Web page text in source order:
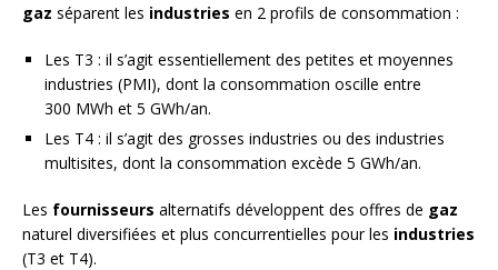
gaz séparent les industries en 2 profils de consommation :
Les T3 : il s’agit essentiellement des petites et moyennes
industries (PMI), dont la consommation oscille entre
300 MWh et 5 GWh/an.
Les T4 : il s’agit des grosses industries ou des industries
multisites, dont la consommation excède 5 GWh/an.
Les fournisseurs alternatifs développent des offres de gaz
naturel diversifiées et plus concurrentielles pour les industries
(T3 et T4).